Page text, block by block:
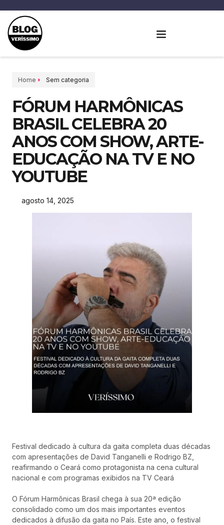
Home Sem categoria
FÓRUM HARMÔNICAS
BRASIL CELEBRA 20
ANOS COM SHOW, ARTE-
EDUCAÇÃO NA TV E NO
YOUTUBE
agosto 14, 2025
Festival dedicado à cultura da gaita completa duas décadas
com apresentações de David Tanganelli e Rodrigo BZ,
reafirmando o Ceará como protagonista na cena cultural
nacional e com programas exibidos na TV Ceará
O Fórum Harmônicas Brasil chega à sua 20ª edição
consolidado como um dos mais importantes eventos
dedicados à difusão da gaita no País. Este ano, o festival